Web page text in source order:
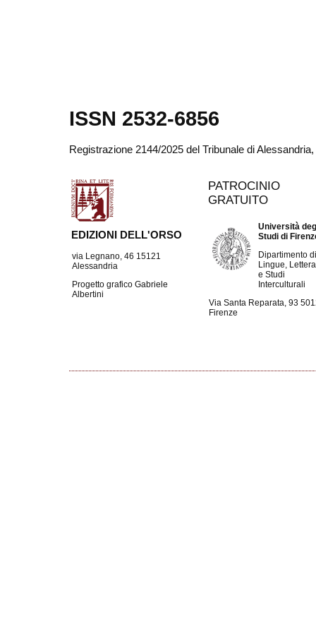
ISSN 2532-6856
Registrazione 2144/2025 del Tribunale di
EDIZIONI DELL'ORSO
via Legnano, 46 15121
Alessandria
Progetto grafico Gabriele
Albertini
PATROCINIO
GRATUITO
Università
Studi di
Dipartimento
Lingue,
e Studi
Interculturali
Via Santa Reparata, 93
Firenze